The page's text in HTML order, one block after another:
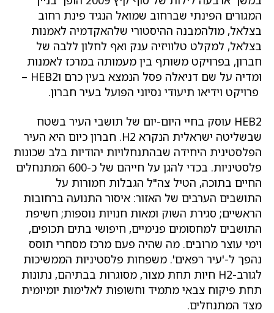
המגורים הפינתי שברחוב שמואל הנגיד פינת רחוב
בצלאל, מולהמבנה ההיסטורי שלהאקדמיה לאמנות
בצלאל, למקלט טלוויזיה ענק ואף לחלון ללבה של
חברון, בפרויקט משותף בין מעמותה במרכז לאמנות
ומדיה על שם דניאלה פסל הנמצא בעין כרם וHEB2 –
פרויקט וידיאו תיעודי נסיוני הפועל בעיר חברון.
HEB2 עוסק בחיי היום-יום של תושבי העיר בשטח
שבשליטה ישראלית הנקרא H2. חברון כיום היא העיר
הפלסטינית היחידה שבהתנחלויות יהודיות בלב שכונות
פלסטיניות. בכדי להגן על חייהם של כ-600 המתנחלים
החיים בתוכה, הטיל צה"ל הגבלות חמורות על
התושבים הערבים של האזור: איסור התנועה ברחובות
הראשיים; סגירת השוק ומאות חנויות נוספות; חשיפת
התושבים למחסומים פנימיים, חיפושי בתים תכופים,
וימי עוצר מרובים. מה שהיה פעם מרכז מסחרי תוסס
נהפך ל-'עיר רפאים'. משפחות פלסטיניות הממשיכות
לגורב-H2 חיות תחת מצור, מסוגרות בבתיהם, נתונות
תחת פיקוח צבאי מתמיד וחשופות לאלימות יומיומית
מצד המתנחלים.